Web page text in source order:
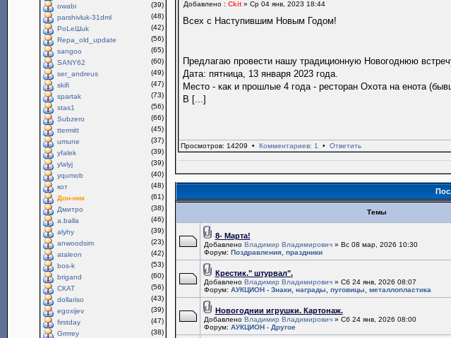
owabi
(39)
parshivluk-31dml
(48)
PoLeШuk
(42)
Repa_old_update
(56)
sangoo
(65)
SANY62
(60)
ser_andreus
(49)
skifi
(47)
spartak
(73)
stas1
(56)
Subzero
(66)
ttermitt
(45)
umune
(37)
yfalek
(39)
ylalyj
(39)
yqumob
(40)
кот
(48)
Дон-ник
(61)
Дмитро
(38)
a.balla
(46)
alyhy
(39)
anwoodsim
(23)
ataleon
(42)
bos-k
(53)
brigand
(60)
СКАТ
(56)
dollariso
(43)
egoxijev
(39)
firstday
(47)
Grrrrey
(38)
Добавлено : Ckit» Ср 04 янв, 2023 18:44
Всех с Наступившим Новым Годом!
Предлагаю провести нашу традиционную Новогоднюю
Дата: пятница, 13 января 2023 года.
Место - как и прошлые 4 года - ресторан Охота на енота
В [...]
Просмотров: 14209 • Комментариев: 1 • Ответить
Темы
8- Марта!
Добавлено Владимир Владимирович» Вс 08 мар, 2026 10:30
Форум: Поздравления, праздники
Крестик." штурвал".
Добавлено Владимир Владимирович» Сб 24 янв, 2026 08:07
Форум: АУКЦИОН - Знаки, награды, пуговицы, металлопластика
Новогоднии игрушки. Картонаж.
Добавлено Владимир Владимирович» Сб 24 янв, 2026 08:00
Форум: АУКЦИОН - Другое